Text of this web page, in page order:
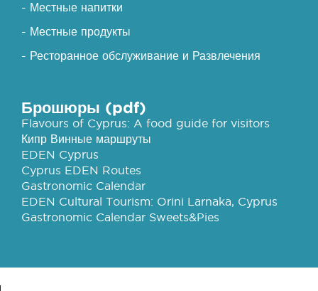
- Местные напитки
- Местные продукты
- Ресторанное обслуживание и Развлечения
Брошюры (pdf)
Flavours of Cyprus: A food guide for visitors
Кипр Винные маршруты
EDEN Cyprus
Cyprus EDEN Routes
Gastronomic Calendar
EDEN Cultural Tourism: Orini Larnaka, Cyprus
Gastronomic Calendar Sweets&Pies